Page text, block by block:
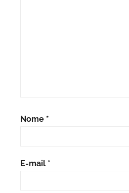
Nome *
E-mail *